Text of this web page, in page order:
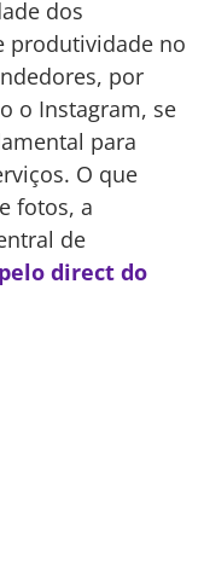
dos
produtividade no
por
o Instagram, se
para
O que
fotos, a
de
direct do